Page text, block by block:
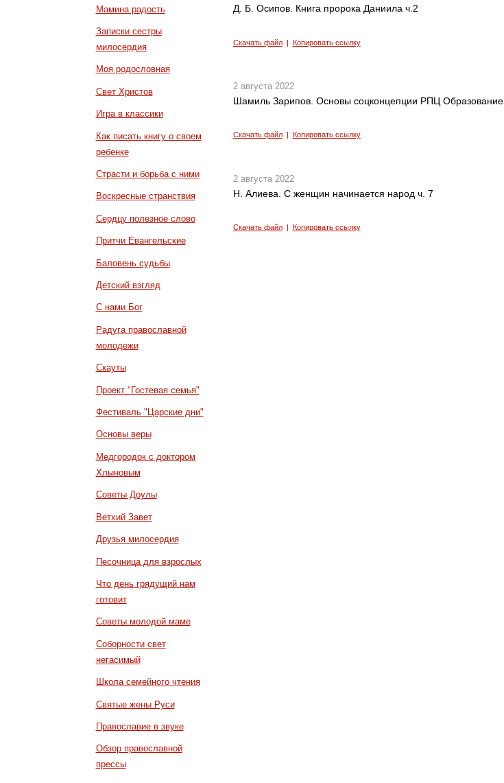
Мамина радость
Записки сестры
милосердия
Моя родословная
Свет Христов
Игра в классики
Как писать книгу о своем
ребенке
Страсти и борьба с ними
Воскресные странствия
Сердцу полезное слово
Притчи Евангельские
Баловень судьбы
Детский взгляд
С нами Бог
Радуга православной
молодежи
Скауты
Проект "Гостевая семья"
Фестиваль "Царские дни"
Основы веры
Медгородок с доктором
Хлыновым
Советы Доулы
Ветхий Завет
Друзья милосердия
Песочница для взрослых
Что день грядущий нам
готовит
Советы молодой маме
Соборности свет
негасимый
Школа семейного чтения
Святые жены Руси
Православие в звуке
Обзор православной
прессы
Д. Б. Осипов. Книга пророка Даниила ч.2
Скачать файл| Копировать ссылку
2 августа 2022
Шамиль Зарипов. Основы соцконцепции РПЦ Образование
Скачать файл| Копировать ссылку
2 августа 2022
Н. Алиева. С женщин начинается народ ч. 7
Скачать файл| Копировать ссылку